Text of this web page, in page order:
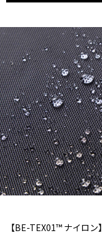
【BE-TEX01™ ナイロン】